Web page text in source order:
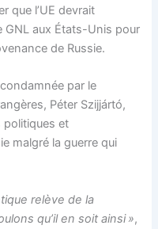
que l’UE devrait
GNL aux États-Unis pour
de Russie.
par le
Péter Szijjártó,
politiques et
malgré la guerre qui
relève de la
qu’il en soit ainsi »,